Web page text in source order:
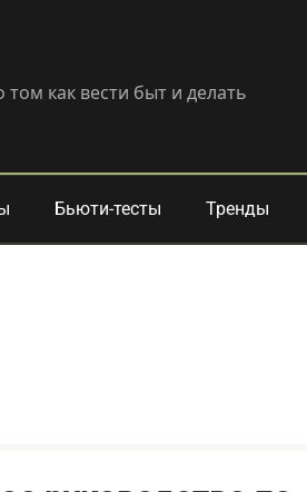
как вести быт и делать
Бьюти-тесты Тренды